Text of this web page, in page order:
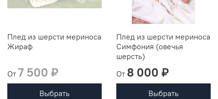
Плед из шерсти мериноса
Жираф
От 7 500 ₽
Выбрать
Плед из шерсти мериноса
Симфония (овечья
шерсть)
От 8 000 ₽
Выбрать